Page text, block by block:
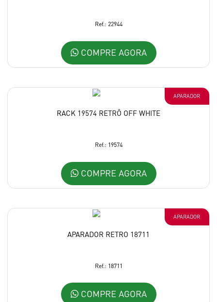
Ref.: 22944
COMPRE AGORA
APARADOR
RACK 19574 RETRÔ OFF WHITE
Ref.: 19574
COMPRE AGORA
APARADOR
APARADOR RETRO 18711
Ref.: 18711
COMPRE AGORA